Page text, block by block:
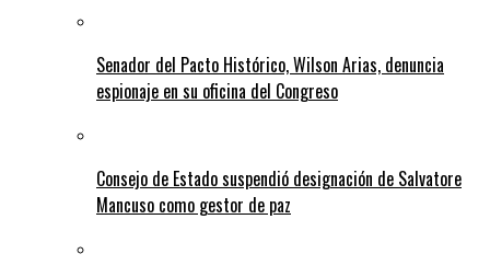
Senador del Pacto Histórico, Wilson Arias, denuncia
espionaje en su oficina del Congreso
Consejo de Estado suspendió designación de Salvatore
Mancuso como gestor de paz